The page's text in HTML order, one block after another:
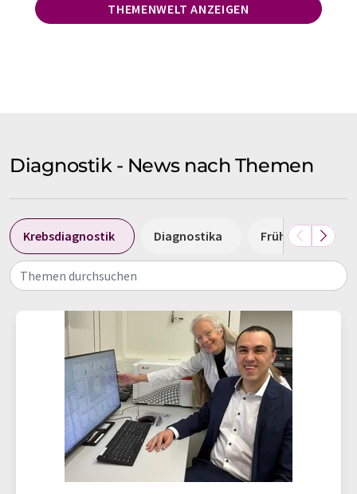
THEMENWELT ANZEIGEN
Diagnostik - News nach Themen
Krebsdiagnostik Diagnostika Frühdiagnostik
Themen durchsuchen